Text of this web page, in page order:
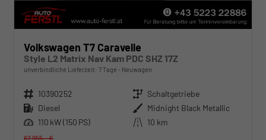
Volkswagen T7 Caravelle
Style L2 Matrix Nav Kam PDC SHZ 17Z
unverbindliche Lieferzeit: 7 Tage Neuwagen
Fahrzeugnr. 10390252 Getriebe Schaltgetriebe
Kraftstoff Diesel Außenfarbe Midnight Black Metallic
Leistung 110 kW (150 PS) Kilometerstand 10 km
67.955,– €